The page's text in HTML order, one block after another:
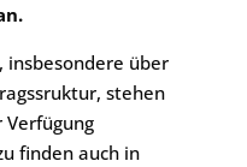
, insbesondere über
stehen
finden auch in